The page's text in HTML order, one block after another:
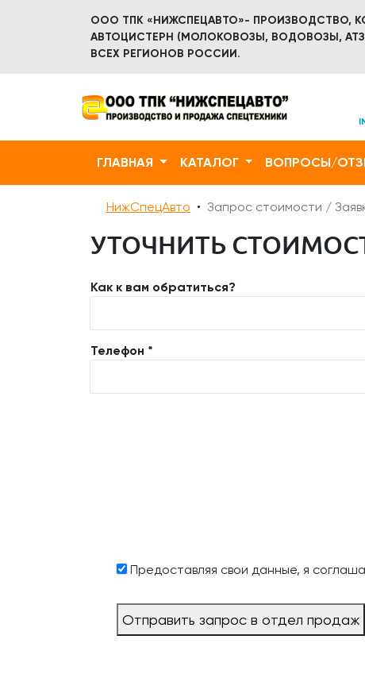
ООО ТПК «НИЖСПЕЦАВТО»- ПРОИЗВОДСТВО,
АВТОЦИСТЕРН (МОЛОКОВОЗЫ, ВОДОВОЗЫ,
ВСЕХ РЕГИОНОВ РОССИИ.
ГЛАВНАЯ КАТАЛОГ ВОПРОСЫ/
НижСпецАвто Запрос стоимости /
УТОЧНИТЬ
Как к вам обратиться?
Телефон *
Предоставляя свои данные, я
Отправить запрос в отдел продаж